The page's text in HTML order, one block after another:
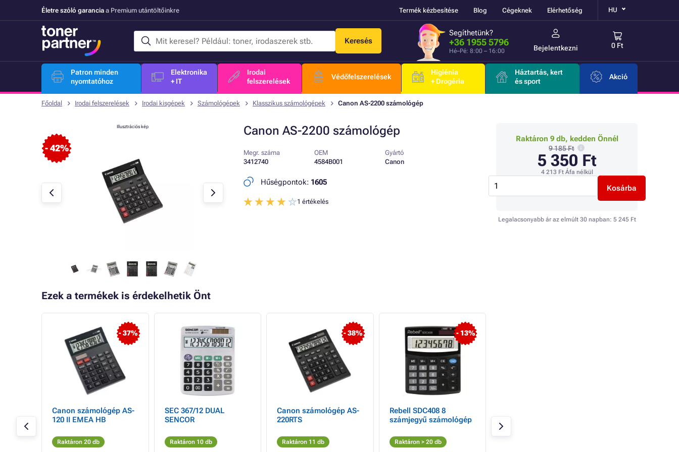
Életre szóló garancia a Premium utántöltőinkre Termék kézbesítése Blog Cégeknek Elérhetőség HU
Keresés
Segíthetünk?
+36 1955 5796
Hé–Pé: 8:00 – 16:00 Bejelentkezni 0 Ft
Patron minden
nyomtatóhoz
Elektronika
+ IT
Irodai
felszerelések
Védőfelszerelések
Higiénia
+ Drogéria
Háztartás, kert
és sport
Akció
Főoldal Irodai felszerelések Irodai kisgépek Számológépek Klasszikus számológépek Canon AS-2200 számológép
Canon AS-2200 számológép
- 42%
Illusztrációs kép
Megr. száma
3412740
OEM
4584B001
Gyártó
Canon
Hűségpontok: 1605
1 értékelés
Raktáron 9 db, kedden Önnél
9 185 Ft
5 350 Ft
4 213 FtÁfa nélkül
Kosárba
Legalacsonyabb ár az elmúlt 30 napban: 5 245 Ft
Ezek a termékek is érdekelhetik Önt
- 37%
Canon számológép AS-
120 II EMEA HB
Raktáron 20 db
SEC 367/12 DUAL
SENCOR
Raktáron 10 db
- 38%
Canon számológép AS-
220RTS
Raktáron 11 db
- 13%
Rebell SDC408 8
számjegyű számológép
Raktáron > 20 db